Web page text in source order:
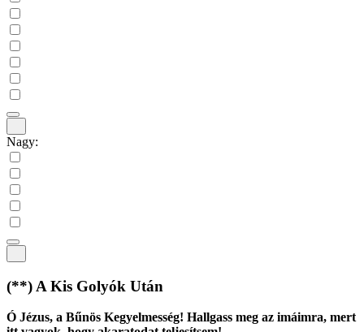
Nagy:
(**) A Kis Golyók Után
Ó Jézus, a Bűnös Kegyelmesség! Hallgass meg az imáimra, mert